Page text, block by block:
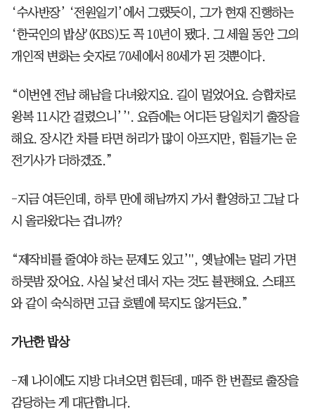
‘수사반장’ ‘전원일기’에서 그랬듯이, 그가 현재 진행하는
‘한국인의 밥상'(KBS)도 꼭 10년이 됐다. 그 세월 동안 그의
개인적 변화는 숫자로 70세에서 80세가 된 것뿐이다.
“이번엔 전남 해남을 다녀왔지요. 길이 멀었어요. 승합차로
왕복 11시간 걸렸으니’’'. 요즘에는 어디든 당일치기 출장을
해요. 장시간 차를 타면 허리가 많이 아프지만, 힘들기는 운
전기사가 더하겠죠.”
-지금 여든인데, 하루 만에 해남까지 가서 촬영하고 그날 다
시 올라왔다는 겁니까?
“제작비를 줄여야 하는 문제도 있고’'', 옛날에는 멀리 가면
하룻밤 잤어요. 사실 낯선 데서 자는 것도 불편해요. 스태프
와 같이 숙식하면 고급 호텔에 묵지도 않거든요.”
가난한 밥상
-제 나이에도 지방 다녀오면 힘든데, 매주 한 번꼴로 출장을
감당하는 게 대단합니다.